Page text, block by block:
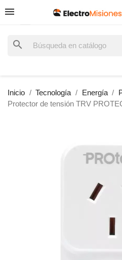
search
Inicio Tecnología Energía
Protector de tensión TRV